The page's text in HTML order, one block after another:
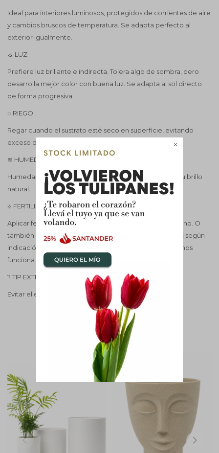

Ideal para interiores luminosos, protegidos de corrientes de aire
y cambios bruscos de temperatura. Se adapta perfecto al
exterior igualmente.
☼ LUZ
Prefiere luz brillante e indirecta. Tolera algo de sombra, pero
desarrolla mejor color con buena luz. Se adapta al sol directo
de forma progresiva.
◌ RIEGO
Regar cuando el sustrato esté seco en superficie, evitando
exceso de agua.
≋ HUMEDAD
Humedad media. Limpiar sus hojas ayuda a mantener su brillo
natural.
⟡ FERTILIZACIÓN
Aplicar fertilizante cada 15 días durante primavera y verano. O
también se puede usar el fertilizante de liberación lenta según
indicación del fabricante, este lo recomendamos más, nos
funciona muy bien.
? TIP EXTRA
Evitar el exceso de riego favorece hojas firmes y sanas.
COMPLETÁ TU COMPRA